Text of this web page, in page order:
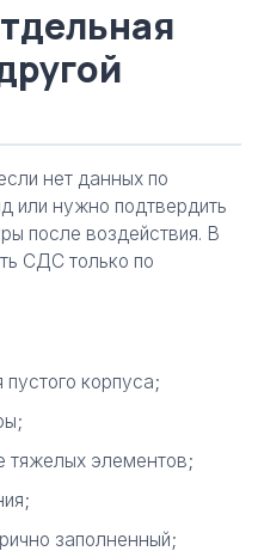
нет данных по
или нужно подтвердить
после воздействия. В
СДС только по
корпуса;
тяжелых элементов;
заполненный;